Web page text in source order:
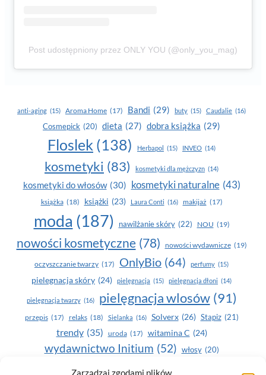
Zarządzaj zgodami plików
Post udostępniony przez ONLY YOU (@only_you_mag)
anti-aging (15) Aroma Home (17) Bandi (29) buty (15) Caudalie (16)
Cosmepick (20) dieta (27) dobra książka (29)
Floslek (138) Herbapol (15) INVEO (14)
kosmetyki (83) kosmetyki dla mężczyzn (14)
kosmetyki do włosów (30) kosmetyki naturalne (43)
książka (18) książki (23) Laura Conti (16) makijaż (17)
moda (187) nawilżanie skóry (22) NOU (19)
nowości kosmetyczne (78) nowości wydawnicze (19)
oczyszczanie twarzy (17) OnlyBio (64) perfumy (15)
pielegnacja skóry (24) pielęgnacja (15) pielęgnacja dłoni (14)
pielęgnacja twarzy (16) pielęgnacja wlosów (91)
przepis (17) relaks (18) Sielanka (16) Solverx (26) Stapiz (21)
trendy (35) uroda (17) witamina C (24)
wydawnictwo Initium (52) włosy (20)
Yasumi(164) zdrowe zęby